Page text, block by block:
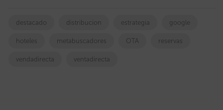
destacado distribucion estrategia google
hoteles metabuscadores OTA reservas
vendadirecta ventadirecta